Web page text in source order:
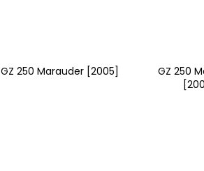
GZ 250 Marauder [2005]
GZ 250